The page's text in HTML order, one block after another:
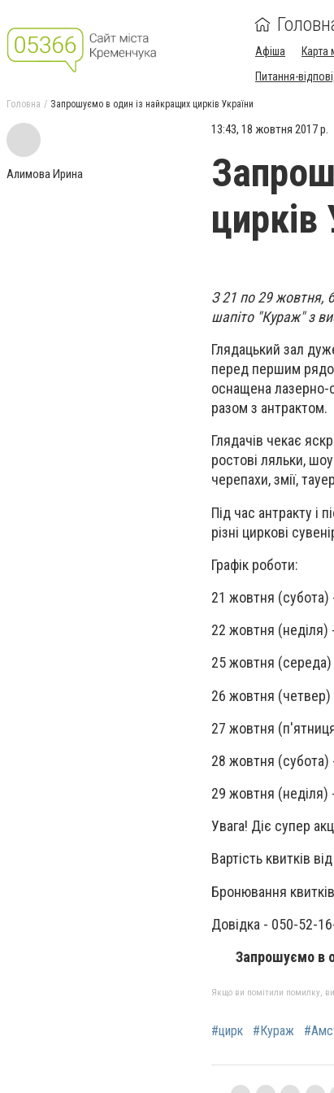
Афіша Карта
Питання-
Головна Запрошуємо в один із найкращих цирків України
Алимова Ирина
13:43, 18 жовтня 2017 р.
цирків
З 21 по 29 жовтня,
шапіто "Кураж" з
Глядацький зал
перед першим
оснащена лазерно-
разом з антрактом.
Глядачів чекає
ростові ляльки,
черепахи, змії,
Під час антракту і
різні циркові
Графік роботи:
21 жовтня (субота)
22 жовтня (неділя)
25 жовтня (середа)
26 жовтня (четвер)
27 жовтня
28 жовтня (субота)
29 жовтня (неділя)
Увага! Діє супер
Вартість квитків
Бронювання
Довідка - 050-52-
Запрошуємо в
Якщо ви помітили помилку,
#цирк #Кураж